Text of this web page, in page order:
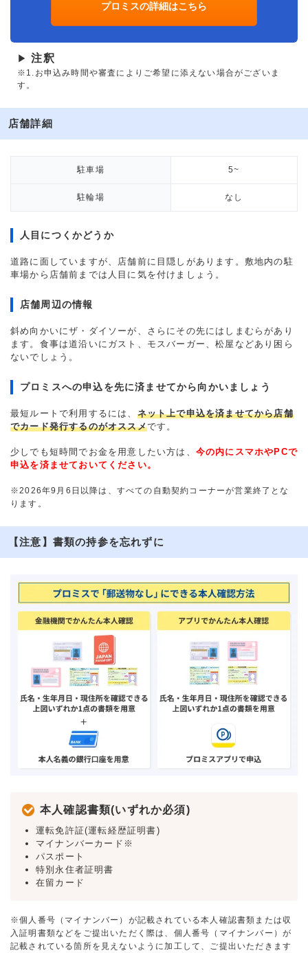
プロミスの詳細はこちら
▶ 注釈
※1.お申込み時間や審査によりご希望に添えない場合がございま
す。
店舗詳細
駐車場 5~
駐輪場 なし
人目につくかどうか
道路に面していますが、店舗前に目隠しがあります。敷地内の駐
車場から店舗前までは人目に気を付けましょう。
店舗周辺の情報
斜め向かいにザ・ダイソーが、さらにその先にはしまむらがあり
ます。食事は道沿いにガスト、モスバーガー、松屋などあり困ら
ないでしょう。
プロミスへの申込を先に済ませてから向かいましょう
最短ルートで利用するには、 ネット上で申込を済ませてから店舗
でカード発行するのがオススメです。
少しでも短時間でお金を用意したい方は、 今の内にスマホやPCで
申込を済ませておいてください。
※2026年9月6日以降は、すべての自動契約コーナーが営業終了とな
ります。
【注意】書類の持参を忘れずに
本人確認書類(いずれか必須)
運転免許証(運転経歴証明書)
マイナンバーカード※
パスポート
特別永住者証明書
在留カード
※個人番号（マイナンバー）が記載されている本人確認書類または収
入証明書類などをご提出いただく際は、個人番号（マイナンバー）が
記載されている箇所を見えないように加工して、ご提出いただきます